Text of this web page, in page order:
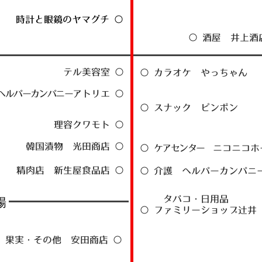
○ 酒屋 井上酒
時計と眼鏡のヤマグチ ○
果実・その他 安田商店 ○
○ カラオケ やっちゃん
○ スナック ピンポン
○ ケアセンター ニコニコホ
○ 介護 ヘルパーカンパニ
タバコ・日用品
○ ファミリーショップ辻井
精肉店 新生屋食品店 ○
韓国漬物 光田商店 ○
理容クワモト ○
ルパーカンパニーアトリエ ○
テル美容室 ○